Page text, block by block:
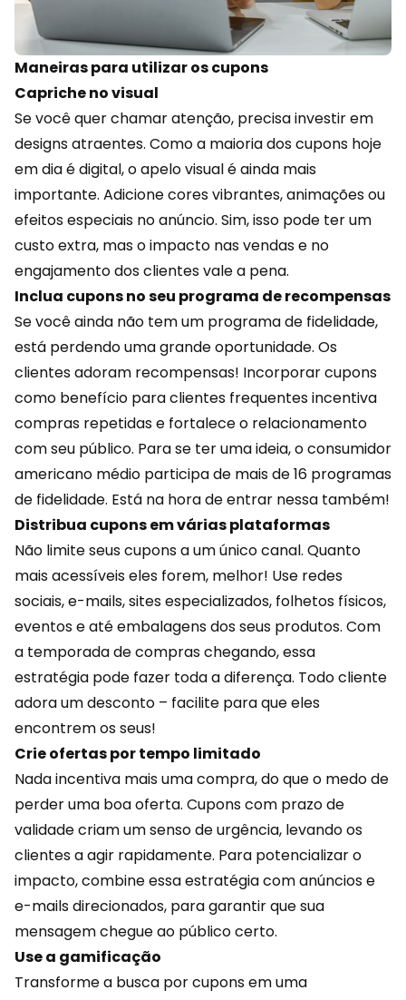
Maneiras para utilizar os cupons
Capriche no visual
Se você quer chamar atenção, precisa investir em
designs atraentes. Como a maioria dos cupons hoje
em dia édigital, o apelo visual é ainda mais
importante. Adicione cores vibrantes, animações ou
efeitos especiais no anúncio. Sim, isso pode ter um
custo extra, mas o impacto nas vendas e no
engajamento dos clientes vale a pena.
Inclua cupons no seu programa de recompensas
Se você ainda não tem um programa de fidelidade,
está perdendo uma grande oportunidade. Os
clientes adoram recompensas! Incorporar cupons
como benefício para clientes frequentes incentiva
compras repetidas e fortalece o relacionamento
com seu público. Para se ter uma ideia, o consumidor
americano médio participa de mais de 16 programas
de fidelidade. Está na hora de entrar nessa também!
Distribua cupons em várias plataformas
Não limite seus cupons a um único canal. Quanto
mais acessíveis eles forem, melhor! Use redes
sociais, e-mails, sites especializados, folhetos físicos,
eventos e até embalagens dos seus produtos. Com
a temporada de compras chegando, essa
estratégia pode fazer toda a diferença. Todo cliente
adora um desconto – facilite para que eles
encontrem os seus!
Crie ofertas por tempo limitado
Nada incentiva mais uma compra, do que o medo de
perder uma boa oferta. Cupons com prazo de
validade criam um senso de urgência, levando os
clientes a agir rapidamente. Para potencializar o
impacto, combine essa estratégia com anúncios e
e-mails direcionados, para garantir que sua
mensagem chegue ao público certo.
Use a gamificação
Transforme a busca por cupons em uma